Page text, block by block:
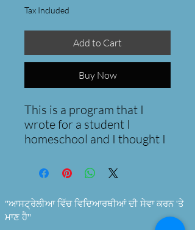
Tax Included
Add to Cart
Buy Now
This is a program that I
wrote for a student I
homeschool and I thought I
educators for Free.
"ਆਸਟ੍ਰੇਲੀਆ ਵਿੱਚ ਵਿਦਿਆਰਥੀਆਂ ਦੀ ਸੇਵਾ ਕਰਨ 'ਤੇ
ਮਾਣ ਹੈ"